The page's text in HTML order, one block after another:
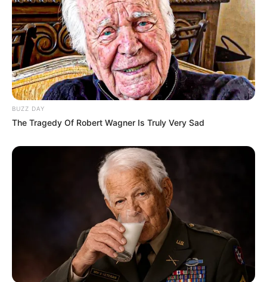
ganze Familie. Es können zwei
Innenbecken und ein Außenbecken mit mineralhaltigem
Thermalwasser sowie ein Süßwasserbecken bei 33°C
Wassertemperatur genutzt werden. Im Sommer lohnt sich
außerdem der Besuch des Bad KreuznacherFreibads.
Bingen
Binger Mäuseturm, der Rheinpromenade
faszinierenden Landschaft umgebene Stadt zu den
touristischen Anziehungspunkten am Mittelrhein.
Burg Klopp
Auf einem Weinberg inmitten der Stadt
Bingen liegend, ist die Burg mit ihrer
fantastischen Aussicht ein typisches
Beispiel der Rheinromantik des 19. Jahrhunderts.
BUZZ DAY
The Tragedy Of Robert Wagner Is Truly Very Sad